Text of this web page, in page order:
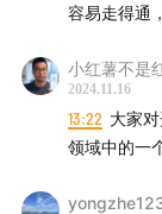
dao160301 |
容易走得通
小红薯不是
2024.11.16
13:22 大家
领域中的一